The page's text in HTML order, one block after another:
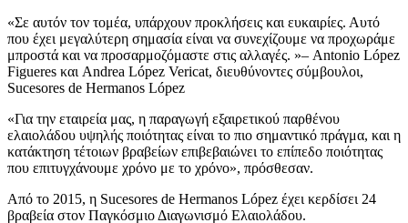
Σε αυτόν τον τομέα, υπάρχουν προκλήσεις και ευκαιρίες. Αυτό
που έχει μεγαλύτερη σημασία είναι να συνεχίζουμε να προχωράμε
μπροστά και να προσαρμοζόμαστε στις αλλαγές.
– Antonio López
Figueres και Andrea López Vericat, διευθύνοντες σύμβουλοι,
Sucesores de Hermanos López
«Για την εταιρεία μας, η παραγωγή εξαιρετικού παρθένου
ελαιολάδου υψηλής ποιότητας είναι το πιο σημαντικό πράγμα, και η
κατάκτηση τέτοιων βραβείων επιβεβαιώνει το επίπεδο ποιότητας
που επιτυγχάνουμε χρόνο με το χρόνο», πρόσθεσαν.
Από το 2015, η Sucesores de Hermanos López έχει κερδίσει 24
βραβεία στον Παγκόσμιο Διαγωνισμό Ελαιολάδου.